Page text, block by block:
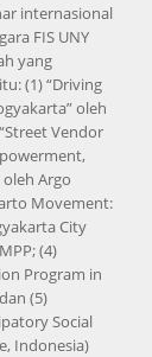
internasional
FIS UNY
yang
(1) “Driving
oleh
Vendor
Argo
Movement:
City
(4)
Program in
(5)
Social
Indonesia)